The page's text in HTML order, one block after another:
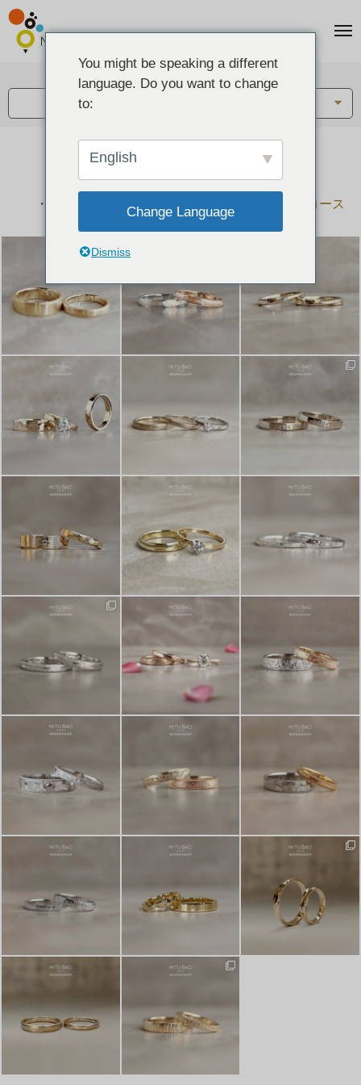
結婚指輪とペアリングのデザイン集
下記コースで手作りされた作品をご紹介します
手作り結婚指輪コース
手作りペアリングコース
You might be speaking a different
language. Do you want to change
to:
English
Change Language
Dismiss